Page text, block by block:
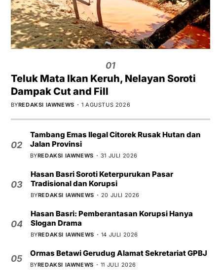
01
Teluk Mata Ikan Keruh, Nelayan Soroti
Dampak Cut and Fill
BYREDAKSI IAWNEWS 1 AGUSTUS 2026
02
Tambang Emas Ilegal Citorek Rusak Hutan dan
Jalan Provinsi
BYREDAKSI IAWNEWS 31 JULI 2026
03
Hasan Basri Soroti Keterpurukan Pasar
Tradisional dan Korupsi
BYREDAKSI IAWNEWS 20 JULI 2026
04
Hasan Basri: Pemberantasan Korupsi Hanya
Slogan Drama
BYREDAKSI IAWNEWS 14 JULI 2026
05
Ormas Betawi Gerudug Alamat Sekretariat GPBJ
BYREDAKSI IAWNEWS 11 JULI 2026